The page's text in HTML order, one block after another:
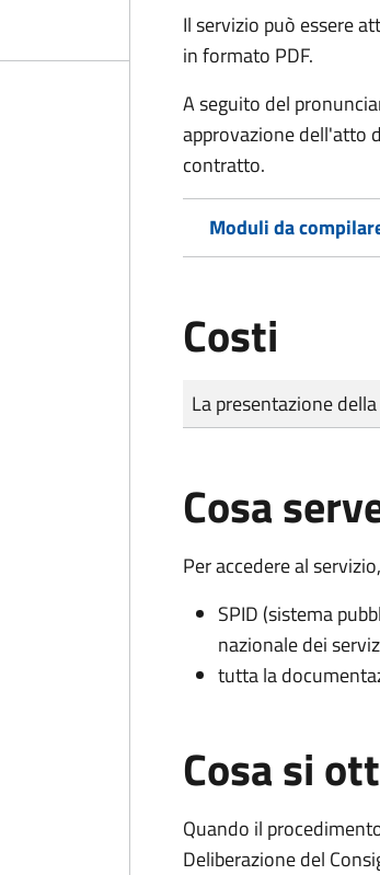
Il servizio può essere
in formato PDF.
A seguito del
approvazione dell'atto
contratto.
Moduli da
Costi
Tipo di pagamento
Importo
La presentazione
Cosa
Per accedere al
SPID (sistema
nazionale dei
tutta la
Cosa si
Quando il
Deliberazione del